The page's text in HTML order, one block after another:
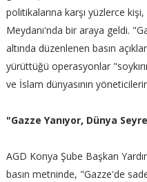
politikalarına karşı yüzlerce
Meydanı'nda bir araya geldi.
altında düzenlenen basın
yürüttüğü operasyonlar
ve İslam dünyasının
"Gazze Yanıyor, Dünya
AGD Konya Şube Başkan
basın metninde, "Gazze'de